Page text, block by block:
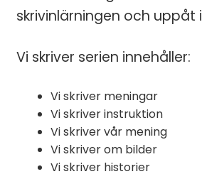
skrivinlärningen och uppåt
Vi skriver serien innehåller:
Vi skriver meningar
Vi skriver instruktion
Vi skriver vår mening
Vi skriver om bilder
Vi skriver historier